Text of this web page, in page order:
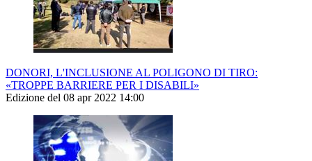
DONORI, L'INCLUSIONE AL POLIGONO DI TIRO:
«TROPPE BARRIERE PER I DISABILI»
Edizione del 08 apr 2022 14:00